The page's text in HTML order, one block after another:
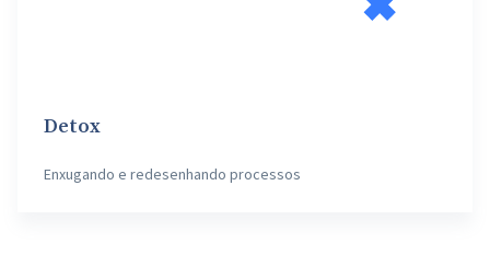
Detox
Enxugando e redesenhando processos